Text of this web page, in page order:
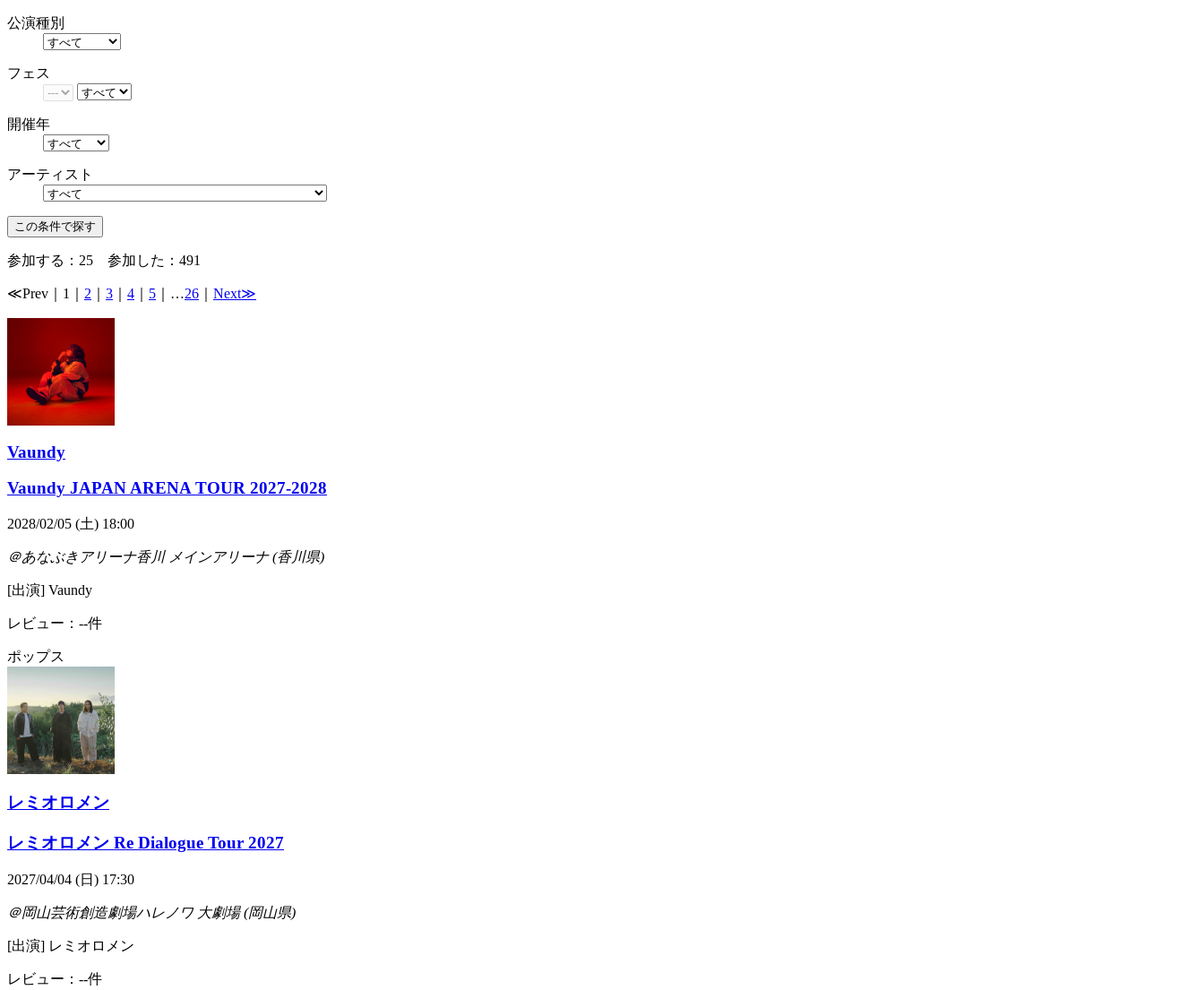
公演種別
フェス
開催年
アーティスト
参加する： 25 参加した： 491
≪Prev 1 2 3 4 5 ｜…26 Next≫
Vaundy
Vaundy JAPAN ARENA TOUR 2027-2028
2028/02/05 (土) 18:00
＠あなぶきアリーナ香川 メインアリーナ (香川県)
[出演] Vaundy
レビュー：--件
ポップス
レミオロメン
レミオロメン Re Dialogue Tour 2027
2027/04/04 (日) 17:30
＠岡山芸術創造劇場ハレノワ 大劇場 (岡山県)
[出演] レミオロメン
レビュー：--件